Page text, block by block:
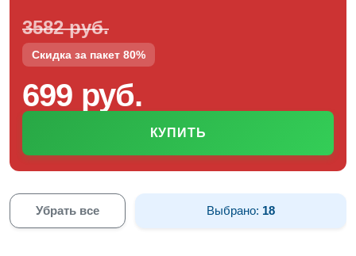
3582 руб.
Скидка за пакет 80%
699 руб.
КУПИТЬ
Убрать все Выбрано: 18